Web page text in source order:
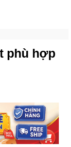
phù hợp